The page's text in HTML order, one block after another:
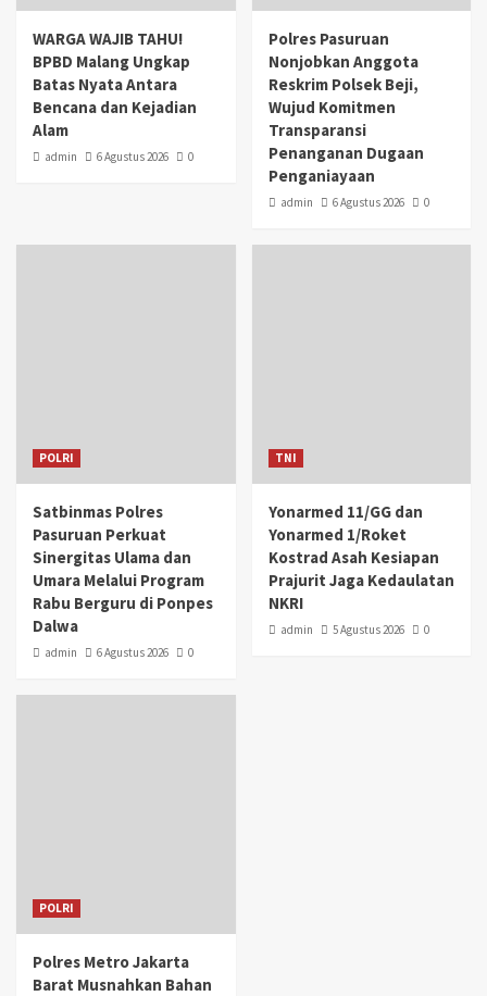
WARGA WAJIB TAHU!
BPBD Malang Ungkap
Batas Nyata Antara
Bencana dan Kejadian
Alam
admin 6 Agustus 2026 0
Polres Pasuruan
Nonjobkan Anggota
Reskrim Polsek Beji,
Wujud Komitmen
Transparansi
Penanganan Dugaan
Penganiayaan
admin 6 Agustus 2026 0
POLRI
Satbinmas Polres
Pasuruan Perkuat
Sinergitas Ulama dan
Umara Melalui Program
Rabu Berguru di Ponpes
Dalwa
admin 6 Agustus 2026 0
TNI
Yonarmed 11/GG dan
Yonarmed 1/Roket
Kostrad Asah Kesiapan
Prajurit Jaga Kedaulatan
NKRI
admin 5 Agustus 2026 0
POLRI
Polres Metro Jakarta
Barat Musnahkan Bahan